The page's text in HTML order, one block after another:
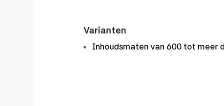
Varianten
Inhoudsmaten van 600 tot meer